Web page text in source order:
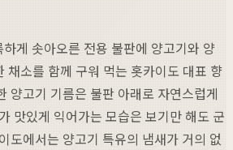
게 솟아오른 전용 불판에 양고기와 양
채소를 함께 구워 먹는 홋카이도 대표 향
양고기 기름은 불판 아래로 자연스럽게
맛있게 익어가는 모습은 보기만 해도 군
도에서는 양고기 특유의 냄새가 거의 없